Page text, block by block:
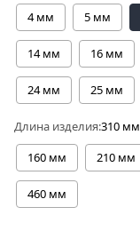
4 мм
5 мм
14 мм 16 мм
24 мм 25 мм
Длина изделия:310 мм
160 мм
210 мм
460 мм